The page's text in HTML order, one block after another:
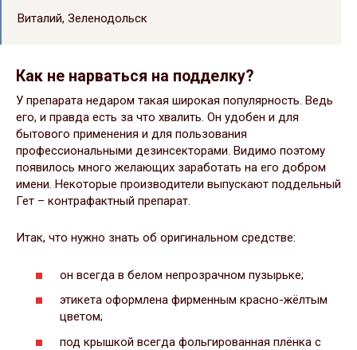
Виталий, Зеленодольск
Как не нарваться на подделку?
У препарата недаром такая широкая популярность. Ведь
его, и правда есть за что хвалить. Он удобен и для
бытового применения и для пользования
профессиональными дезинсекторами. Видимо поэтому
появилось много желающих заработать на его добром
имени. Некоторые производители выпускают поддельный
Гет – контрафактный препарат.
Итак, что нужно знать об оригинальном средстве:
он всегда в белом непрозрачном пузырьке;
этикета оформлена фирменным красно-жёлтым
цветом;
под крышкой всегда фольгированная плёнка с